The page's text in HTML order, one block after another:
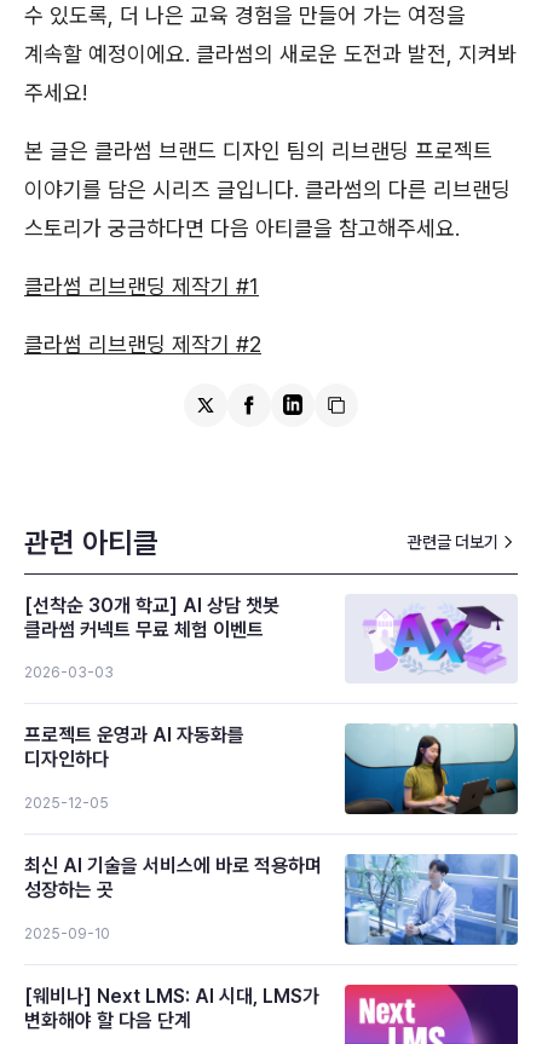
수 있도록, 더 나은 교육 경험을 만들어 가는 여정을
계속할 예정이에요. 클라썸의 새로운 도전과 발전, 지켜봐
주세요!
본 글은 클라썸 브랜드 디자인 팀의 리브랜딩 프로젝트
이야기를 담은 시리즈 글입니다. 클라썸의 다른 리브랜딩
스토리가 궁금하다면 다음 아티클을 참고해주세요.
클라썸 리브랜딩 제작기 #1
클라썸 리브랜딩 제작기 #2
관련 아티클 관련글 더보기
[선착순 30개 학교] AI 상담 챗봇
클라썸 커넥트 무료 체험 이벤트
2026-03-03
프로젝트 운영과 AI 자동화를
디자인하다
2025-12-05
최신 AI 기술을 서비스에 바로 적용하며
성장하는 곳
2025-09-10
[웨비나] Next LMS: AI 시대, LMS가
변화해야 할 다음 단계